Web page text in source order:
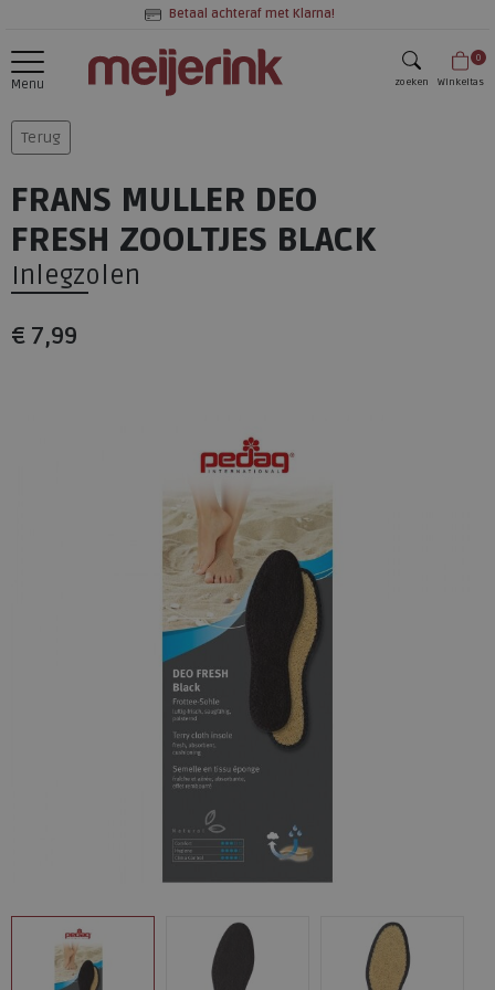
Betaal achteraf met Klarna!
Menu zoeken
0
Winkeltas
Terug
FRANS MULLER DEO
FRESH ZOOLTJES BLACK
Inlegzolen
€ 7,99